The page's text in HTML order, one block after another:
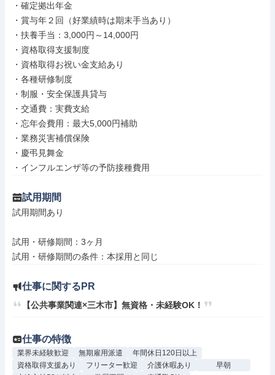
・確定拠出年金
・賞与年２回（好業績時は期末手当あり）
・扶養手当：3,000円～14,000円
・資格取得支援制度
・資格取得お祝い金支給あり
・各種研修制度
・制服・安全保護具貸与
・交通費：実費支給
・忘年会費用：最大5,000円補助
・業務災害補償保険
・慶弔見舞金
・インフルエンザ等の予防接種費用
試用期間
試用期間あり
試用・研修期間：3ヶ月
仕事に関するPR
【公共事業関連×三木市】無資格・未経験OK！
仕事の特徴
業界未経験歓迎 無期雇用派遣
年間休日120日以上
資格取得支援あり
フリーター歓迎 介護休暇あり
早朝